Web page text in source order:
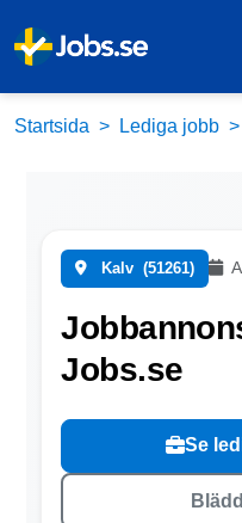
Startsida Lediga jobb
Kalv (51261)
Jobs.se
Se